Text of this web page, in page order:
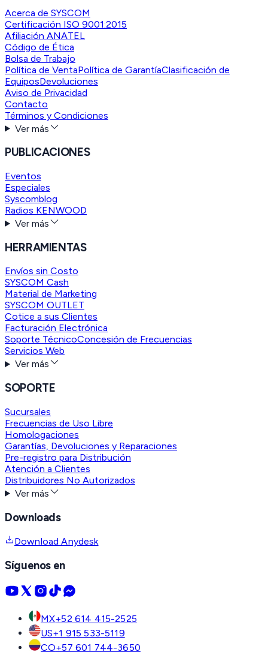
Acerca de SYSCOM
Certificación ISO 9001:2015
Afiliación ANATEL
Código de Ética
Bolsa de Trabajo
Política de VentaPolítica de GarantíaClasificación de
EquiposDevoluciones
Aviso de Privacidad
Contacto
Términos y Condiciones
Ver más
PUBLICACIONES
Eventos
Especiales
Syscomblog
Radios KENWOOD
Ver más
HERRAMIENTAS
Envíos sin Costo
SYSCOM Cash
Material de Marketing
SYSCOM OUTLET
Cotice a sus Clientes
Facturación Electrónica
Soporte TécnicoConcesión de Frecuencias
Servicios Web
Ver más
SOPORTE
Sucursales
Frecuencias de Uso Libre
Homologaciones
Garantías, Devoluciones y Reparaciones
Pre-registro para Distribución
Atención a Clientes
Distribuidores No Autorizados
Ver más
Downloads
Download Anydesk
Síguenos en
MX+52 614 415-2525
US+1 915 533-5119
CO+57 601 744-3650